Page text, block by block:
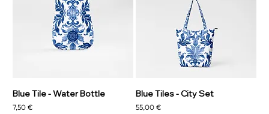
Blue Tile - Water Bottle
Prezzo
7,50 €
Blue Tiles - City Set
Prezzo
55,00 €